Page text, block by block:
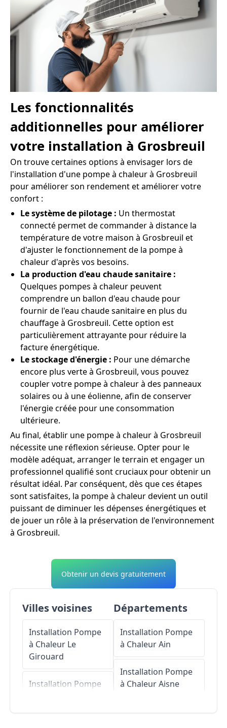
Les fonctionnalités
additionnelles pour améliorer
votre installation à Grosbreuil
On trouve certaines options à envisager lors de
l'installation d'une pompe à chaleur à Grosbreuil
pour améliorer son rendement et améliorer votre
confort :
Le système de pilotage : Un thermostat
connecté permet de commander à distance la
température de votre maison à Grosbreuil et
d'ajuster le fonctionnement de la pompe à
chaleur d'après vos besoins.
La production d'eau chaude sanitaire :
Quelques pompes à chaleur peuvent
comprendre un ballon d'eau chaude pour
fournir de l'eau chaude sanitaire en plus du
chauffage à Grosbreuil. Cette option est
particulièrement attrayante pour réduire la
facture énergétique.
Le stockage d'énergie : Pour une démarche
encore plus verte à Grosbreuil, vous pouvez
coupler votre pompe à chaleur à des panneaux
solaires ou à une éolienne, afin de conserver
l'énergie créée pour une consommation
ultérieure.
Au final, établir une pompe à chaleur à Grosbreuil
nécessite une réflexion sérieuse. Opter pour le
modèle adéquat, arranger le terrain et engager un
professionnel qualifié sont cruciaux pour obtenir un
résultat idéal. Par conséquent, dès que ces étapes
sont satisfaites, la pompe à chaleur devient un outil
puissant de diminuer les dépenses énergétiques et
de jouer un rôle à la préservation de l'environnement
à Grosbreuil.
Obtenir un devis gratuitement
Villes voisines
Installation Pompe
à Chaleur Le
Girouard
Installation Pompe
Départements
Installation Pompe
à ChaleurAin
Installation Pompe
à ChaleurAisne
Installation Pompe